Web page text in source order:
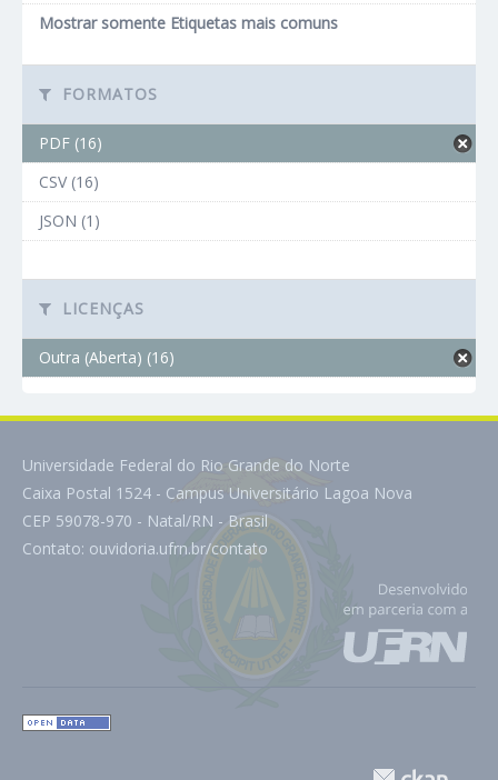
Mostrar somente Etiquetas mais comuns
FORMATOS
PDF (16)
CSV (16)
JSON (1)
LICENÇAS
Outra (Aberta) (16)
Universidade Federal do Rio Grande do Norte
Caixa Postal 1524 - Campus Universitário Lagoa Nova
CEP 59078-970 - Natal/RN - Brasil
Contato: ouvidoria.ufrn.br/contato